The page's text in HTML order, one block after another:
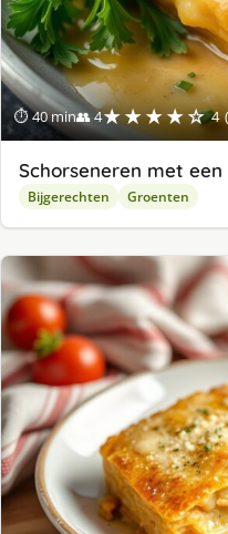
⏱ 40 min👥 4★★★★☆ 4
Schorseneren met
Bijgerechten Groenten